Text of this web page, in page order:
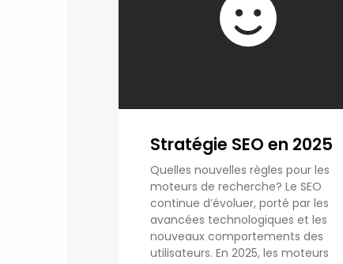
Stratégie SEO en 2025
Quelles nouvelles règles pour les
moteurs de recherche? Le SEO
continue d’évoluer, porté par les
avancées technologiques et les
nouveaux comportements des
utilisateurs. En 2025, les moteurs